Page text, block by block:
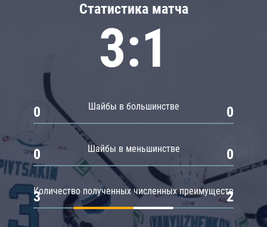
Статистика матча
3:1
Шайбы в большинстве
0 0
Шайбы в меньшинстве
0 0
Количество полученных численных преимуществ
3 2